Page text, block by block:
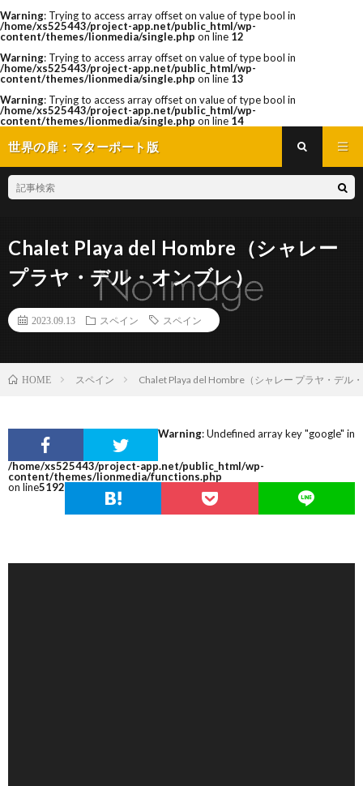
Warning: Trying to access array offset on value of type bool in
/home/xs525443/project-app.net/public_html/wp-
content/themes/lionmedia/single.php on line 12
Warning: Trying to access array offset on value of type bool in
/home/xs525443/project-app.net/public_html/wp-
content/themes/lionmedia/single.php on line 13
Warning: Trying to access array offset on value of type bool in
/home/xs525443/project-app.net/public_html/wp-
content/themes/lionmedia/single.php on line 14
世界の扉：マターポート版
Chalet Playa del Hombre（シャレー
プラヤ・デル・オンブレ）
2023.09.13 スペイン スペイン
HOME スペイン Chalet Playa del Hombre（シャレー プラヤ・デル
Warning: Undefined array key "google" in
/home/xs525443/project-app.net/public_html/wp-
content/themes/lionmedia/functions.php
on line5192